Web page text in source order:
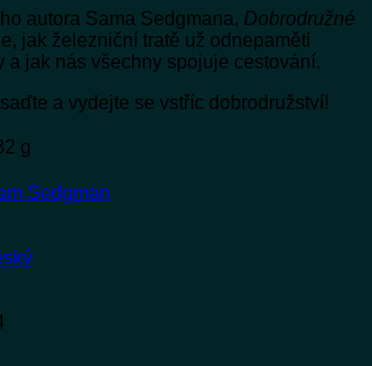
autora Sama Sedgmana, Dobrodružné
jak železniční tratě už odnepaměti
a jak nás všechny spojuje cestování.
a vydejte se vstříc dobrodružství!
g
Sedgman